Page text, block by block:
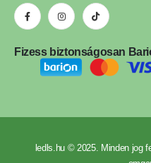
Fizess biztonságosan
ledls.hu © 2025. Minden jog